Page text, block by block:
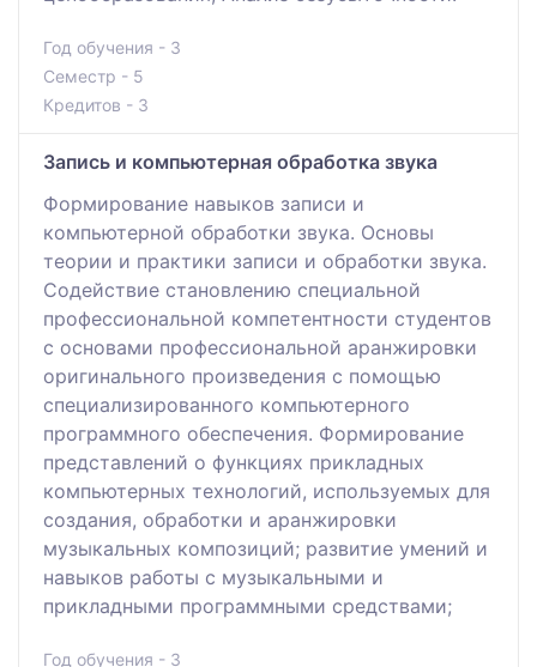
Год обучения - 3
Семестр - 5
Кредитов - 3
Запись и компьютерная обработка звука
Формирование навыков записи и
компьютерной обработки звука. Основы
теории и практики записи и обработки звука.
Содействие становлению специальной
профессиональной компетентности студентов
с основами профессиональной аранжировки
оригинального произведения с помощью
специализированного компьютерного
программного обеспечения. Формирование
представлений о функциях прикладных
компьютерных технологий, используемых для
создания, обработки и аранжировки
музыкальных композиций; развитие умений и
навыков работы с музыкальными и
прикладными программными средствами;
Год обучения - 3